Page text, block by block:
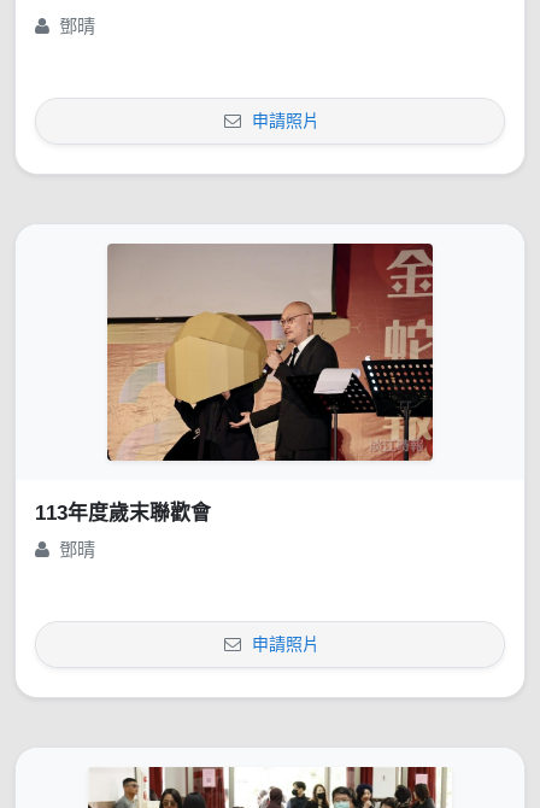
鄧晴
申請照片
113年度歲末聯歡會
鄧晴
申請照片